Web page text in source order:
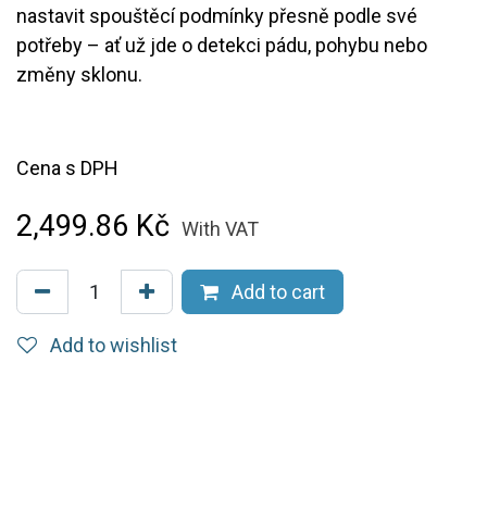
nastavit spouštěcí podmínky přesně podle své
potřeby – ať už jde o detekci pádu, pohybu nebo
změny sklonu.
Cena s DPH
2,499.86 Kč With VAT
Add to cart
Add to wishlist